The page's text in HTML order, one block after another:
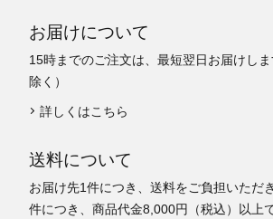
お届けについて
15時までのご注文は、最短翌日お届けし
除く）
詳しくはこちら
送料について
お届け先1件につき、送料をご負担いただ
件につき、商品代金8,000円（税込）以上